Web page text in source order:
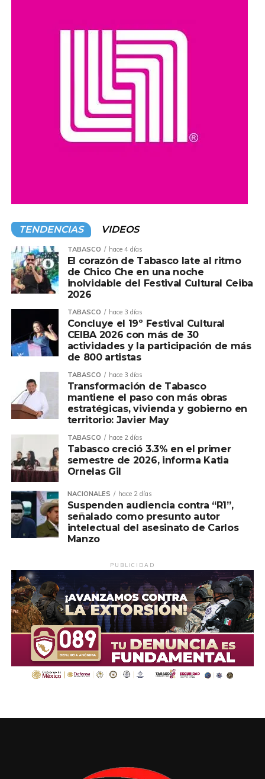
TENDENCIAS VIDEOS
TABASCO hace 4 días
El corazón de Tabasco late al ritmo
de Chico Che en una noche
inolvidable del Festival Cultural Ceiba
2026
TABASCO hace 3 días
Concluye el 19º Festival Cultural
CEIBA 2026 con más de 30
actividades y la participación de más
de 800 artistas
TABASCO hace 3 días
Transformación de Tabasco
mantiene el paso con más obras
estratégicas, vivienda y gobierno en
territorio: Javier May
TABASCO hace 2 días
Tabasco creció 3.3% en el primer
semestre de 2026, informa Katia
Ornelas Gil
NACIONALES hace 2 días
Suspenden audiencia contra “R1”,
señalado como presunto autor
intelectual del asesinato de Carlos
Manzo
PUBLICIDAD